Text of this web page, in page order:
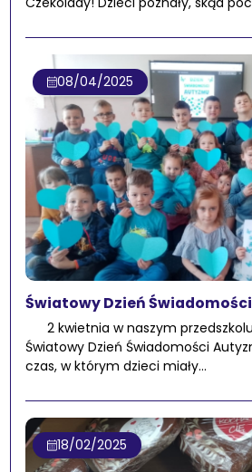
08/04/2025
Światowy Dzień
2 kwietnia w naszym
Światowy Dzień Świadomości
czas, w którym dzieci miały…
18/02/2025